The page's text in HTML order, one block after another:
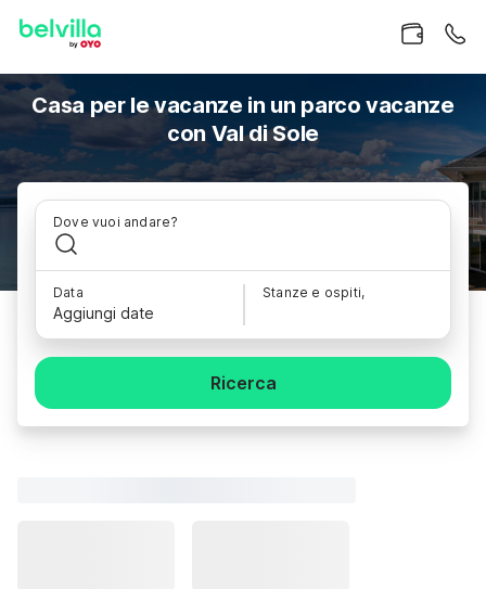
Casa per le vacanze in un parco vacanze
con Val di Sole
Dove vuoi andare?
Data
Aggiungi date
Stanze e ospiti,
Ricerca